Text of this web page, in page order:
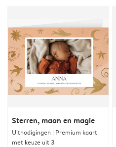
Sterren, maan en magie
Uitnodigingen | Premium kaart
met keuze uit 3